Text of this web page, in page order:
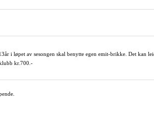
i løpet av sesongen skal benytte egen emit-brikke. Det kan
kr.700.-